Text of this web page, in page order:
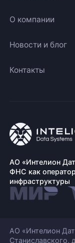
О компании
Новости и блог
Контакты
АО «Интелион
ФНС как
инфраструктуры
АО «Интелион
Станиславского,